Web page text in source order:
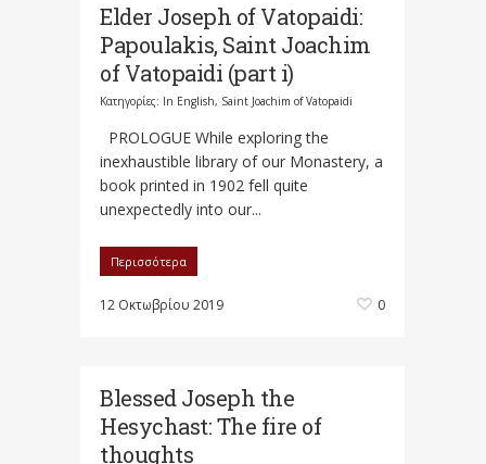
Elder Joseph οf Vatopaidi:
Papoulakis, Saint Joachim
of Vatopaidi (part i)
Κατηγορίες: In English, Saint Joachim of Vatopaidi
PROLOGUE While exploring the
inexhaustible library of our Monastery, a
book printed in 1902 fell quite
unexpectedly into our...
Περισσότερα
12 Οκτωβρίου 2019 0
Blessed Joseph the
Hesychast: The fire of
thoughts